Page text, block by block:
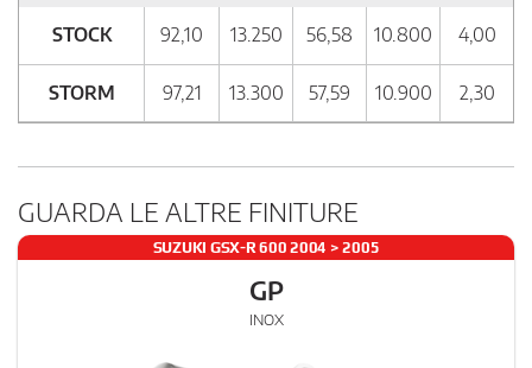
STOCK 92,10 13.250 56,58 10.800 4,00
STORM 97,21 13.300 57,59 10.900 2,30
GUARDA LE ALTRE FINITURE
SUZUKI GSX-R 600 2004 > 2005
GP
INOX